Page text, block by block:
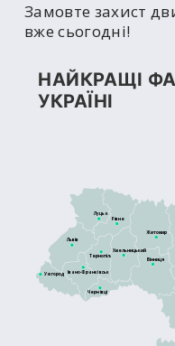
Замовте захист
вже сьогодні!
НАЙКРАЩІ
УКРАЇНІ
Луцьк
Житомир
Тернопіль
Рівне
Львів
Ужгород
Чернівці
Вінниця
Хмельницький
Івано-Франківськ